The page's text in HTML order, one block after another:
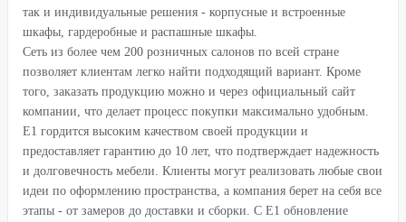
так и индивидуальные решения - корпусные и встроенные
шкафы, гардеробные и распашные шкафы.
Сеть из более чем 200 розничных салонов по всей стране
позволяет клиентам легко найти подходящий вариант. Кроме
того, заказать продукцию можно и через официальный сайт
компании, что делает процесс покупки максимально удобным.
Е1 гордится высоким качеством своей продукции и
предоставляет гарантию до 10 лет, что подтверждает надежность
и долговечность мебели. Клиенты могут реализовать любые свои
идеи по оформлению пространства, а компания берет на себя все
этапы - от замеров до доставки и сборки. С Е1 обновление